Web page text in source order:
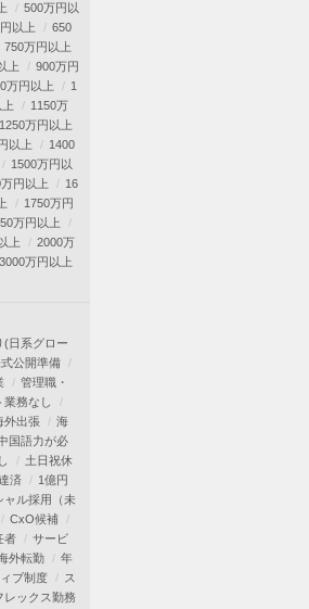
500万円以
以上
650
750万円以上
上
900万円
万円以上
1
1150万
1250万円以上
以上
1400
1500万円以
円以上
16
1750万円
万円以上
上
2000万
3000万円以上
(日系グロー
公開準備
管理職・
業務なし
外出張
海
国語力が必
土日祝休
済
1億円
ャル採用（未
CxO候補
者
サービ
外転勤
年
ブ制度
ス
レックス勤務